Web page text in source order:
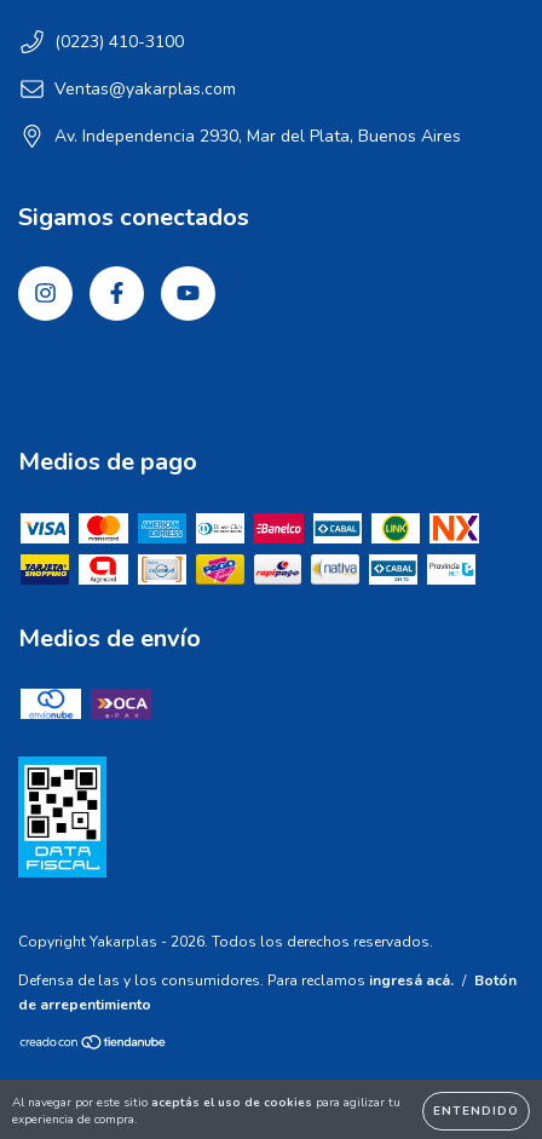
Al navegar por este sitio aceptás el uso de cookies para agilizar tu
experiencia de compra.
ENTENDIDO
(0223) 410-3100
Ventas@yakarplas.com
Av. Independencia 2930, Mar del Plata, Buenos Aires
Sigamos conectados
Medios de pago
Medios de envío
Copyright Yakarplas - 2026. Todos los derechos reservados.
Defensa de las y los consumidores. Para reclamos ingresá acá. / Botón
de arrepentimiento